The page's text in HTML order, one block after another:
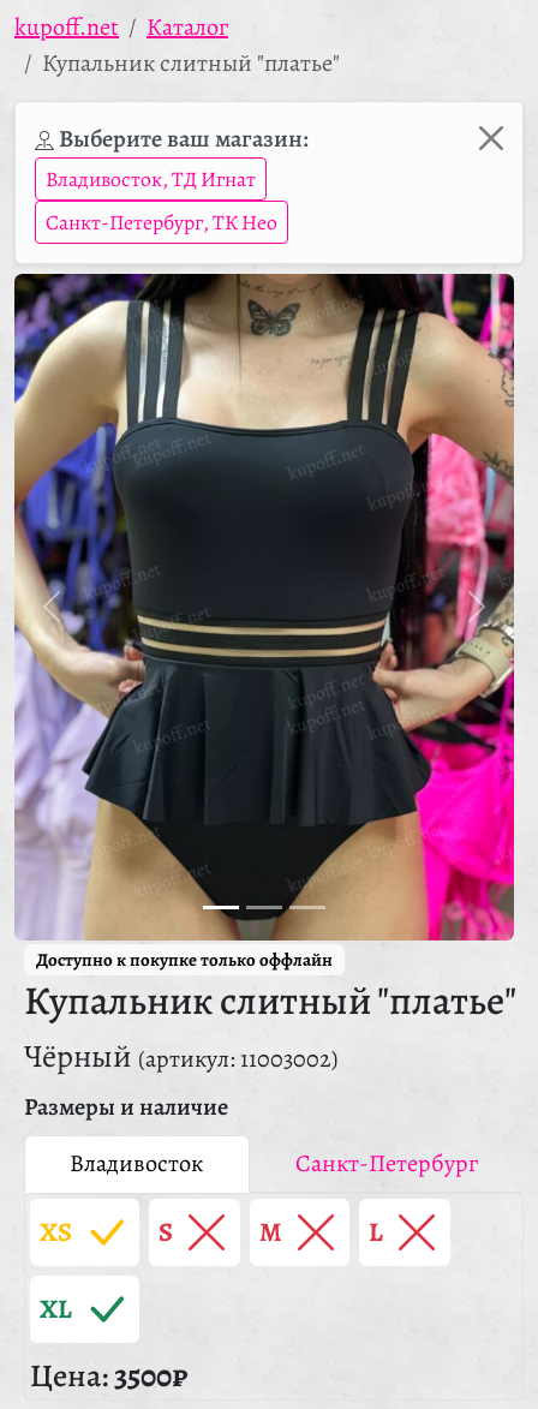
kupoff.net
Каталог
Купальник слитный "платье"
Выберите ваш магазин:
Владивосток, ТД Игнат
Санкт-Петербург, ТК Нео
Доступно к покупке только оффлайн
Купальник слитный "платье"
Чёрный (артикул: 11003002)
Размеры и наличие
Владивосток
Санкт-Петербург
XS S M L
XL
Цена:3500₽